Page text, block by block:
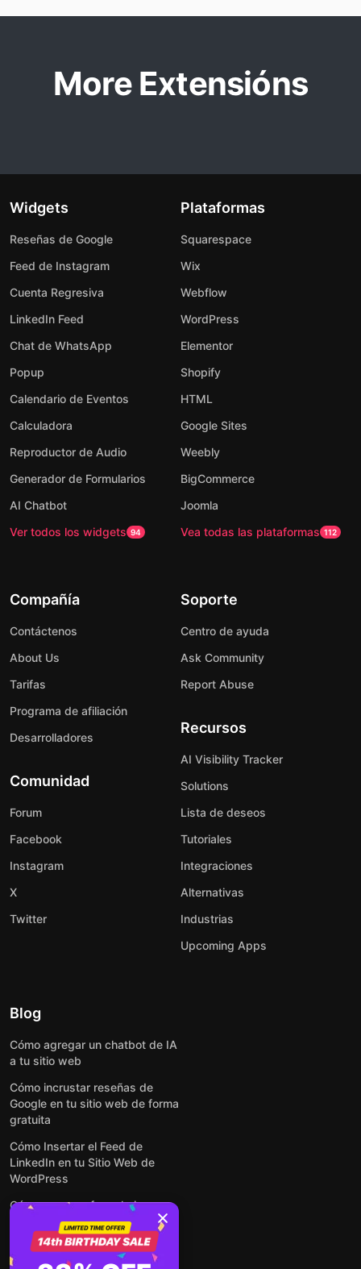
More Extensións
Widgets
Reseñas de Google
Feed de Instagram
Cuenta Regresiva
LinkedIn Feed
Chat de WhatsApp
Popup
Calendario de Eventos
Calculadora
Reproductor de Audio
Generador de Formularios
AI Chatbot
Ver todos los widgets 94
Plataformas
Squarespace
Wix
Webflow
WordPress
Elementor
Shopify
HTML
Google Sites
Weebly
BigCommerce
Joomla
Vea todas las plataformas 112
Compañía
Contáctenos
About Us
Tarifas
Programa de afiliación
Desarrolladores
Comunidad
Forum
Facebook
Instagram
X
Twitter
Soporte
Centro de ayuda
Ask Community
Report Abuse
Recursos
AI Visibility Tracker
Solutions
Lista de deseos
Tutoriales
Integraciones
Alternativas
Industrias
Upcoming Apps
Blog
Cómo agregar un chatbot de IA
a tu sitio web
Cómo incrustar reseñas de
Google en tu sitio web de forma
gratuita
Cómo Insertar el Feed de
LinkedIn en tu Sitio Web de
WordPress
Cómo crear un formulario para
WordPress: de manera simple y
rápida
Cómo incrustar formularios en